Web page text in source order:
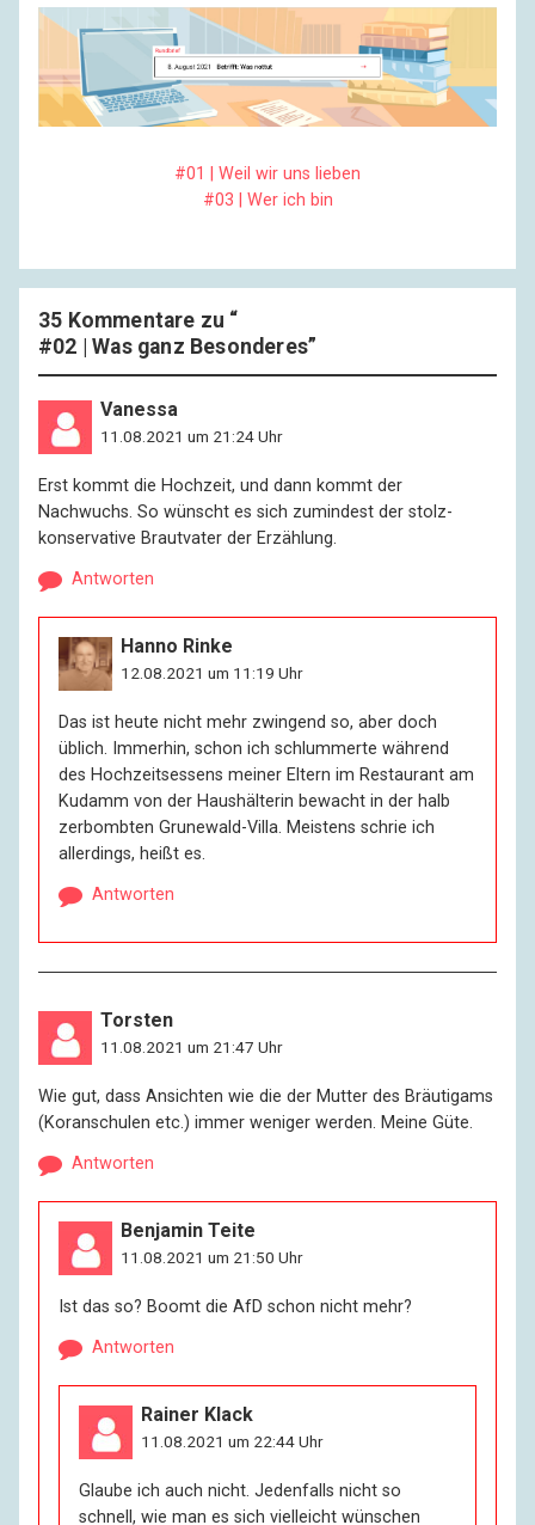
#01 | Weil wir uns lieben
#03 | Wer ich bin
35 Kommentare zu “
#02 | Was ganz Besonderes”
Vanessa
11.08.2021 um 21:24 Uhr
Erst kommt die Hochzeit, und dann kommt der
Nachwuchs. So wünscht es sich zumindest der stolz-
konservative Brautvater der Erzählung.
Antworten
Hanno Rinke
12.08.2021 um 11:19 Uhr
Das ist heute nicht mehr zwingend so, aber doch
üblich. Immerhin, schon ich schlummerte während
des Hochzeitsessens meiner Eltern im Restaurant am
Kudamm von der Haushälterin bewacht in der halb
zerbombten Grunewald-Villa. Meistens schrie ich
allerdings, heißt es.
Antworten
Torsten
11.08.2021 um 21:47 Uhr
Wie gut, dass Ansichten wie die der Mutter des Bräutigams
(Koranschulen etc.) immer weniger werden. Meine Güte.
Antworten
Benjamin Teite
11.08.2021 um 21:50 Uhr
Ist das so? Boomt die AfD schon nicht mehr?
Antworten
Rainer Klack
11.08.2021 um 22:44 Uhr
Glaube ich auch nicht. Jedenfalls nicht so
schnell, wie man es sich vielleicht wünschen